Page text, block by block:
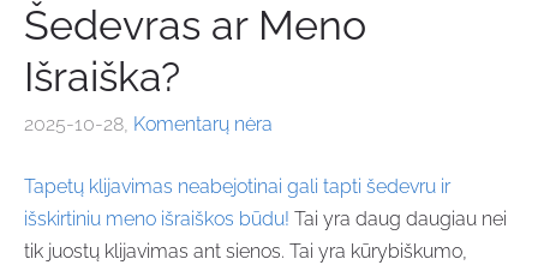
Šedevras ar Meno
Išraiška?
2025-10-28, Komentarų nėra
Tapetų klijavimas neabejotinai gali tapti šedevru ir
išskirtiniu meno išraiškos būdu! Tai yra daug daugiau nei
tik juostų klijavimas ant sienos. Tai yra kūrybiškumo,